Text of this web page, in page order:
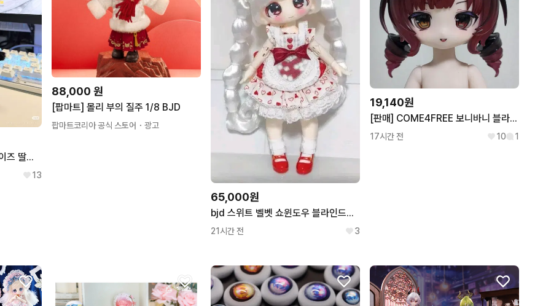
BJD 육일돌 블라인드 돌 사이즈 딸기 스탠드 지지대 랜덤구관 오비츠
13
88,000 원
[팝마트] 몰리 부의 질주 1/8 BJD
팝마트코리아 공식 스토어 ・광고
65,000원
bjd 스위트 벨벳 쇼윈도우 블라인드돌 랜덤 구관 인형 구체관절인형 피규어 판매합니다
21시간 전 3
19,140원
[판매] COME4FREE 보니바니 블라인드돌 MJD BJD 랜덤구관 육일돌 현물 분할 커스텀용
17시간 전 10 1